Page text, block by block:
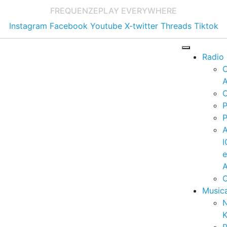
FREQUENZEPLAY EVERYWHERE
Instagram Facebook Youtube X-twitter Threads Tiktok
Radio
e